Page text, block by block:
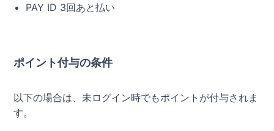
PAY ID 3回あと払い
ポイント付与の条件
以下の場合は、未ログイン時でもポイントが付与されま
す。